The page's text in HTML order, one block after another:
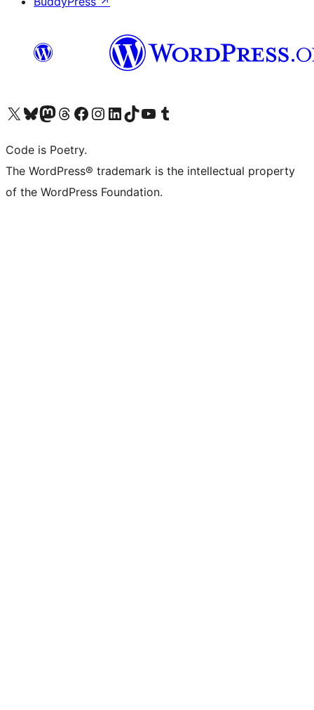
Visit our X (formerly Twitter) account
ഞങ്ങളുടെ ബ്ലൂസ്കൈ അക്കൗണ്ട് സന്ദർശിക്കുക
Visit our Mastodon account
ഞങ്ങളുടെ ത്രെഡ്സ് അക്കൗണ്ട് സന്ദർശിക്കുക
Visit our Facebook page
Visit our Instagram account
Visit our LinkedIn account
ഞങ്ങളുടെ ടിക് ടോക് അക്കൗണ്ട് സന്ദർശിക്കുക
Visit our YouTube channel
ഞങ്ങളുടെ ടംബ്ലർ അക്കൗണ്ട് സന്ദർശിക്കുക
Code is Poetry.
The WordPress® trademark is the intellectual property
of the WordPress Foundation.